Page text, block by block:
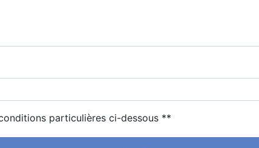
particulières ci-dessous **